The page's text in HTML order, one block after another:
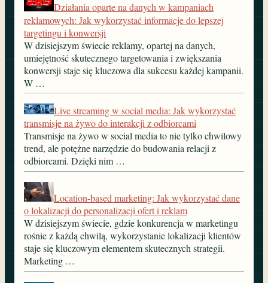
Działania oparte na danych w kampaniach
reklamowych: Jak wykorzystać informacje do lepszej
targetingu i konwersji
W dzisiejszym świecie reklamy, opartej na danych,
umiejętność skutecznego targetowania i zwiększania
konwersji staje się kluczowa dla sukcesu każdej kampanii.
W …
Live streaming w social media: Jak wykorzystać
transmisje na żywo do interakcji z odbiorcami
Transmisje na żywo w social media to nie tylko chwilowy
trend, ale potężne narzędzie do budowania relacji z
odbiorcami. Dzięki nim …
Location-based marketing: Jak wykorzystać dane
o lokalizacji do personalizacji ofert i reklam
W dzisiejszym świecie, gdzie konkurencja w marketingu
rośnie z każdą chwilą, wykorzystanie lokalizacji klientów
staje się kluczowym elementem skutecznych strategii.
Marketing …